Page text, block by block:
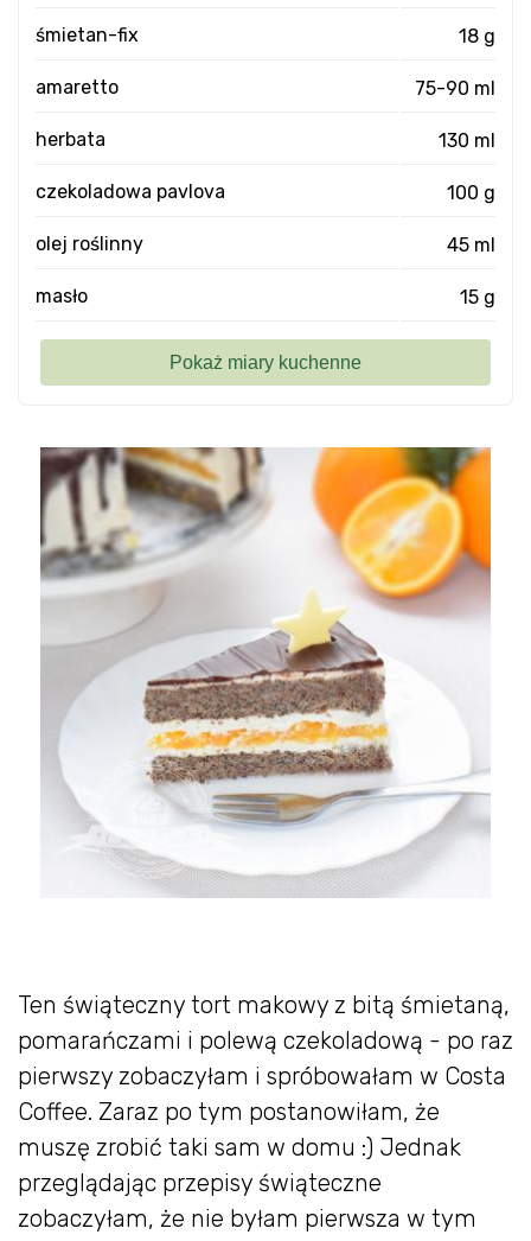
Ten świąteczny tort makowy z bitą śmietaną,
pomarańczami i polewą czekoladową - po raz
pierwszy zobaczyłam i spróbowałam w Costa
Coffee. Zaraz po tym postanowiłam, że
muszę zrobić taki sam w domu :) Jednak
przeglądając przepisy świąteczne
zobaczyłam, że nie byłam pierwsza w tym
śmietan-fix 18 g
amaretto 75-90 ml
herbata 130 ml
czekoladowa pavlova 100 g
olej roślinny 45 ml
masło 15 g